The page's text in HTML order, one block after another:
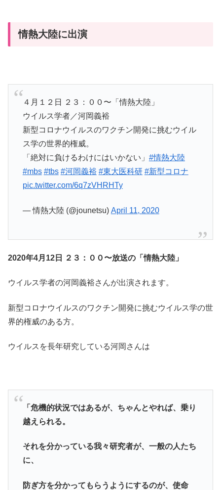
情熱大陸に出演
４月１２日 ２３：００〜「情熱大陸」
ウイルス学者／河岡義裕
新型コロナウイルスのワクチン開発に挑むウイル
ス学の世界的権威。
「絶対に負けるわけにはいかない」 #情熱大陸
#mbs #tbs #河岡義裕 #東大医科研 #新型コロナ
pic.twitter.com/6q7zVHRHTy
— 情熱大陸 (@jounetsu) April 11, 2020
2020年4月12日 ２３：００〜放送の「情熱大陸」
ウイルス学者の河岡義裕さんが出演されます。
新型コロナウイルスのワクチン開発に挑むウイルス学の世
界的権威のある方。
ウイルスを長年研究している河岡さんは
「危機的状況ではあるが、ちゃんとやれば、乗り
越えられる。
それを分かっている我々研究者が、一般の人たち
に、
防ぎ方を分かってもらうようにするのが、使命